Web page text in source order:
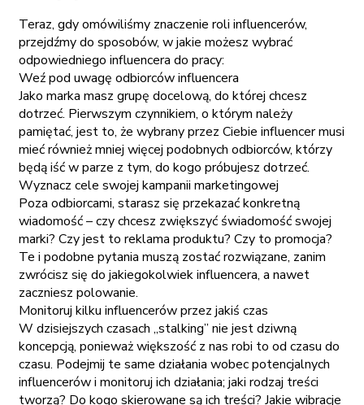
Teraz, gdy omówiliśmy znaczenie roli influencerów,
przejdźmy do sposobów, w jakie możesz wybrać
odpowiedniego influencera do pracy:
Weź pod uwagę odbiorców influencera
Jako marka masz grupę docelową, do której chcesz
dotrzeć. Pierwszym czynnikiem, o którym należy
pamiętać, jest to, że wybrany przez Ciebie influencer musi
mieć również mniej więcej podobnych odbiorców, którzy
będą iść w parze z tym, do kogo próbujesz dotrzeć.
Wyznacz cele swojej kampanii marketingowej
Poza odbiorcami, starasz się przekazać konkretną
wiadomość – czy chcesz zwiększyć świadomość swojej
marki? Czy jest to reklama produktu? Czy to promocja?
Te i podobne pytania muszą zostać rozwiązane, zanim
zwrócisz się do jakiegokolwiek influencera, a nawet
zaczniesz polowanie.
Monitoruj kilku influencerów przez jakiś czas
W dzisiejszych czasach „stalking” nie jest dziwną
koncepcją, ponieważ większość z nas robi to od czasu do
czasu. Podejmij te same działania wobec potencjalnych
influencerów i monitoruj ich działania; jaki rodzaj treści
tworzą? Do kogo skierowane są ich treści? Jakie wibracje